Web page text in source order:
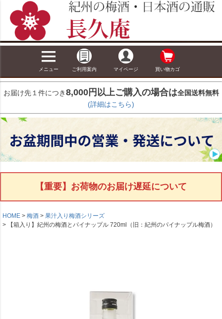
メニュー ご利用案内 マイページ 買い物カゴ
お届け先１件につき8,000円以上ご購入の場合は全国送料無料
(詳細はこちら)
【重要】お荷物のお届け遅延について
HOME 梅酒
果汁入り梅酒シリーズ
【箱入り】紀州の梅酒とパイナップル 720ml（旧：紀州のパイナップル梅酒）